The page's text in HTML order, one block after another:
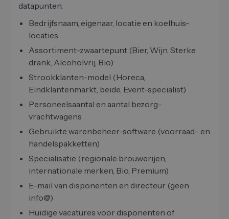
datapunten.
Bedrijfsnaam, eigenaar, locatie en koelhuis-
locaties
Assortiment-zwaartepunt (Bier, Wijn, Sterke
drank, Alcoholvrij, Bio)
Strookklanten-model (Horeca,
Eindklantenmarkt, beide, Event-specialist)
Personeelsaantal en aantal bezorg-
vrachtwagens
Gebruikte warenbeheer-software (voorraad- en
handelspakketten)
Specialisatie (regionale brouwerijen,
internationale merken, Bio, Premium)
E-mail van disponenten en directeur (geen
info@)
Huidige vacatures voor disponenten of